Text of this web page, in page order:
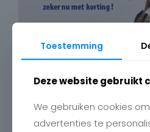
Toestemming
Deze website gebruikt
We gebruiken cookies
advertenties te